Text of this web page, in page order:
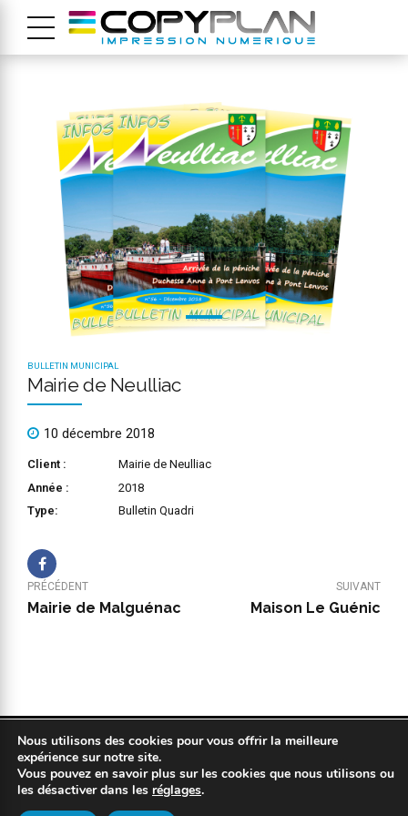
BULLETIN MUNICIPAL
Mairie de Neulliac
10 décembre 2018
Client :
Mairie de Neulliac
Année :
2018
Type:
Bulletin Quadri
PRÉCÉDENT
Mairie de Malguénac
SUIVANT
Maison Le Guénic
Copyright 2019 © COPYPLAN. Tous droits réservés |Mentions légales
|Politique de confidentialité Réalisation : Kodweb
Nous utilisons des cookies pour vous offrir la meilleure
expérience sur notre site.
Vous pouvez en savoir plus sur les cookies que nous utilisons ou
les désactiver dans les réglages.